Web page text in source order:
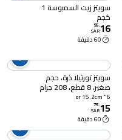
سويتز زيت السمبوسة 1
كجم
16
.
95
SAR
60 دقيقة
سويتز تورتيلا ذرة، حجم
صغير، 8 قطع، 208 جرام
6" or 15.2cm
15
.
75
SAR
60 دقيقة